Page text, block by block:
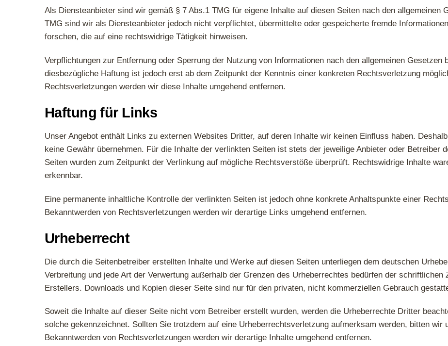
Als Diensteanbieter sind wir gemäß § 7 Abs.1 TMG für eigene Inhalte auf diesen Seiten nach den allgemeinen
TMG sind wir als Diensteanbieter jedoch nicht verpflichtet, übermittelte oder gespeicherte fremde
forschen, die auf eine rechtswidrige Tätigkeit hinweisen.
Verpflichtungen zur Entfernung oder Sperrung der Nutzung von Informationen nach den allgemeinen Gesetzen
diesbezügliche Haftung ist jedoch erst ab dem Zeitpunkt der Kenntnis einer konkreten Rechtsverletzung
Rechtsverletzungen werden wir diese Inhalte umgehend entfernen.
Haftung für Links
Unser Angebot enthält Links zu externen Websites Dritter, auf deren Inhalte wir keinen Einfluss haben.
keine Gewähr übernehmen. Für die Inhalte der verlinkten Seiten ist stets der jeweilige Anbieter oder Betreiber
Seiten wurden zum Zeitpunkt der Verlinkung auf mögliche Rechtsverstöße überprüft. Rechtswidrige Inhalte
erkennbar.
Eine permanente inhaltliche Kontrolle der verlinkten Seiten ist jedoch ohne konkrete Anhaltspunkte einer
Bekanntwerden von Rechtsverletzungen werden wir derartige Links umgehend entfernen.
Urheberrecht
Die durch die Seitenbetreiber erstellten Inhalte und Werke auf diesen Seiten unterliegen dem deutschen
Verbreitung und jede Art der Verwertung außerhalb der Grenzen des Urheberrechtes bedürfen der schriftlichen
Erstellers. Downloads und Kopien dieser Seite sind nur für den privaten, nicht kommerziellen Gebrauch
Soweit die Inhalte auf dieser Seite nicht vom Betreiber erstellt wurden, werden die Urheberrechte Dritter
solche gekennzeichnet. Sollten Sie trotzdem auf eine Urheberrechtsverletzung aufmerksam werden, bitten wir
Bekanntwerden von Rechtsverletzungen werden wir derartige Inhalte umgehend entfernen.